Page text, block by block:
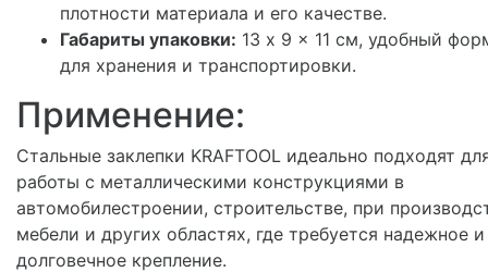
плотности материала и его качестве.
Габариты упаковки: 13 x 9 x 11 см, удобный
для хранения и транспортировки.
Применение:
Стальные заклепки KRAFTOOL идеально подходят
работы с металлическими конструкциями в
автомобилестроении, строительстве, при
мебели и других областях, где требуется надежное и
долговечное крепление.